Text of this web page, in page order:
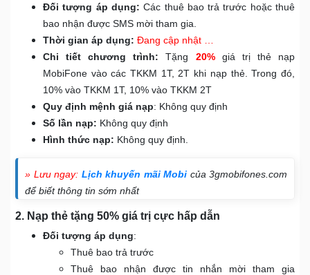
Đối tượng áp dụng: Các thuê bao trả trước hoặc thuê
bao nhận được SMS mời tham gia.
Thời gian áp dụng: Đang cập nhật …
Chi tiết chương trình: Tặng 20%
giá trị thẻ nạp
MobiFone vào các TKKM 1T, 2T khi nạp thẻ. Trong đó,
10% vào TKKM 1T, 10% vào TKKM 2T
Quy định mệnh giá nạp: Không quy định
Số lần nạp: Không quy định
Hình thức nạp: Không quy định.
» Lưu ngay: Lịch khuyến mãi Mobi của 3gmobifones.com
để biết thông tin sớm nhất
2. Nạp thẻ tặng 50% giá trị cực hấp dẫn
Đối tượng áp dụng:
Thuê bao trả trước
Thuê bao nhận được tin nhắn mời tham gia